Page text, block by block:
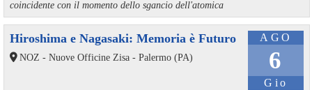
coincidente con il momento dello sgancio dell'atomica
AGO
6
Gio
Hiroshima e Nagasaki: Memoria è Futuro
NOZ - Nuove Officine Zisa - Palermo (PA)